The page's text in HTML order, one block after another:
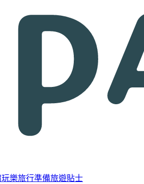
玩樂旅行準備旅遊貼士